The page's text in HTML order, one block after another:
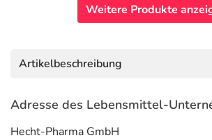
Weitere Produkte
Artikelbeschreibung
Adresse des Lebensmittel-
Hecht-Pharma GmbH